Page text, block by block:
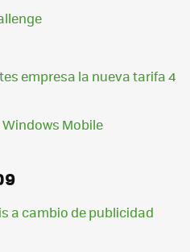
empresa la nueva tarifa 4
Mobile
a cambio de publicidad